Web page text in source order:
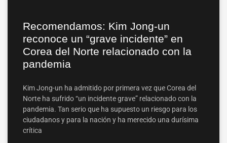
Recomendamos: Kim Jong-un
reconoce un “grave incidente” en
Corea del Norte relacionado con la
pandemia
Kim Jong-un ha admitido por primera vez que Corea del
Norte ha sufrido “un incidente grave” relacionado con la
pandemia. Tan serio que ha supuesto un riesgo para los
ciudadanos y para la nación y ha merecido una durísima
crítica